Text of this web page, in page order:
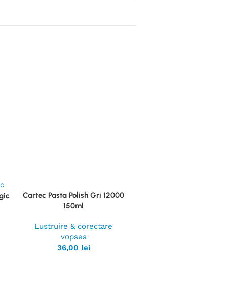
Vezi
Cartec Pasta Polish Gri 12000
150ml
Lustruire & corectare
vopsea
36,00 lei